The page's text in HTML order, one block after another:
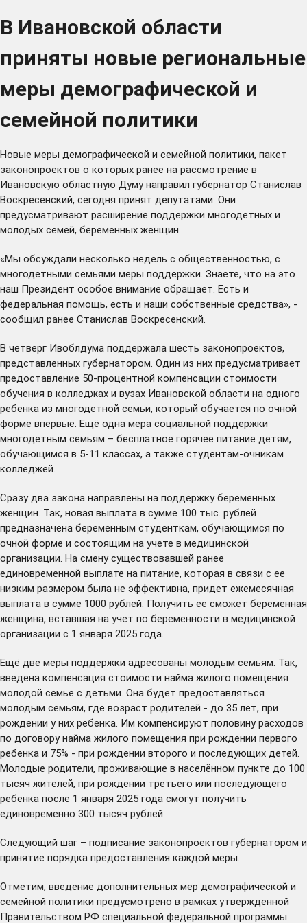
В Ивановской области
приняты новые региональные
меры демографической и
семейной политики
Новые меры демографической и семейной политики, пакет
законопроектов о которых ранее на рассмотрение в
Ивановскую областную Думу направил губернатор Станислав
Воскресенский, сегодня принят депутатами. Они
предусматривают расширение поддержки многодетных и
молодых семей, беременных женщин.
«Мы обсуждали несколько недель с общественностью, с
многодетными семьями меры поддержки. Знаете, что на это
наш Президент особое внимание обращает. Есть и
федеральная помощь, есть и наши собственные средства», -
сообщил ранее Станислав Воскресенский.
В четверг Ивоблдума поддержала шесть законопроектов,
представленных губернатором. Один из них предусматривает
предоставление 50-процентной компенсации стоимости
обучения в колледжах и вузах Ивановской области на одного
ребенка из многодетной семьи, который обучается по очной
форме впервые. Ещё одна мера социальной поддержки
многодетным семьям – бесплатное горячее питание детям,
обучающимся в 5-11 классах, а также студентам-очникам
колледжей.
Сразу два закона направлены на поддержку беременных
женщин. Так, новая выплата в сумме 100 тыс. рублей
предназначена беременным студенткам, обучающимся по
очной форме и состоящим на учете в медицинской
организации. На смену существовавшей ранее
единовременной выплате на питание, которая в связи с ее
низким размером была не эффективна, придет ежемесячная
выплата в сумме 1000 рублей. Получить ее сможет беременная
женщина, вставшая на учет по беременности в медицинской
организации с 1 января 2025 года.
Ещё две меры поддержки адресованы молодым семьям. Так,
введена компенсация стоимости найма жилого помещения
молодой семье с детьми. Она будет предоставляться
молодым семьям, где возраст родителей - до 35 лет, при
рождении у них ребенка. Им компенсируют половину расходов
по договору найма жилого помещения при рождении первого
ребенка и 75% - при рождении второго и последующих детей.
Молодые родители, проживающие в населённом пункте до 100
тысяч жителей, при рождении третьего или последующего
ребёнка после 1 января 2025 года смогут получить
единовременно 300 тысяч рублей.
Следующий шаг – подписание законопроектов губернатором и
принятие порядка предоставления каждой меры.
Отметим, введение дополнительных мер демографической и
семейной политики предусмотрено в рамках утвержденной
Правительством РФ специальной федеральной программы.